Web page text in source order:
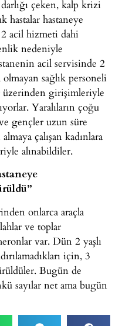
çeken, kalp krizi
hastalar hastaneye
acil hizmeti dahi
nedeniyle
acil servisinde 2
sağlık personeli
girişimleriyle
Yaralıların çoğu
gençler uzun süre
çalışan kadınlara
alınabildiler.
onlarca araçla
ve toplar
var. Dün 2 yaşlı
için, 3
Bugün de
sayılar net ama bugün